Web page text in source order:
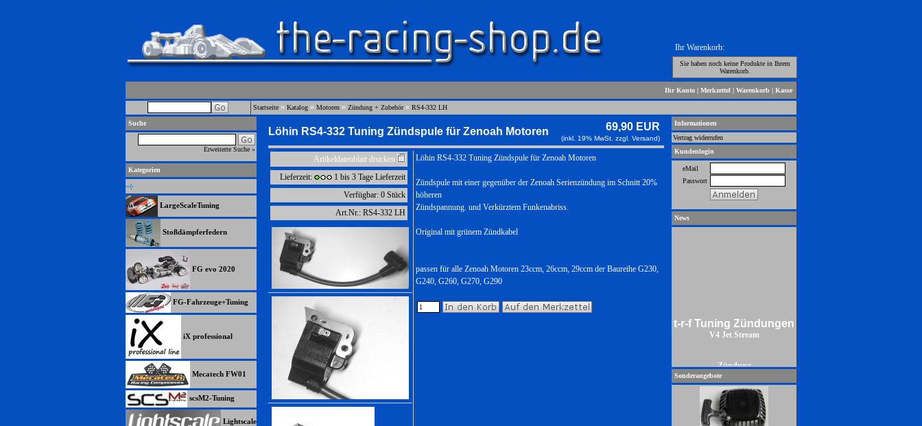
Ihr Warenkorb:
Sie haben noch keine Produkte in Ihrem
Warenkorb.
Ihr Konto | Merkzettel | Warenkorb | Kasse
Startseite » Katalog » Motoren » Zündung + Zubehör» RS4-332 LH
Suche
Erweiterte Suche »
Kategorien
LargeScaleTuning
Stoßdämpferfedern
FG evo 2020
FG-Fahrzeuge+Tuning
iX professional
Mecatech FW01
scsM2-Tuning
Lightscale
Löhin RS4-332 Tuning Zündspule für Zenoah Motoren 69,90 EUR
(inkl. 19% MwSt. zzgl. Versand)
Artikeldatenblatt drucken
Lieferzeit:
1 bis 3 Tage Lieferzeit
Verfügbar: 0 Stück
Art.Nr.: RS4-332 LH
Löhin RS4-332 Tuning Zündspule für Zenoah Motoren
Zündspule mit einer gegenüber der Zenoah Serienzündung im Schnitt 20%
höheren
Zündspannung. und Verkürztem Funkenabriss.
Original mit grünem Zündkabel
passen für alle Zenoah Motoren 23ccm, 26ccm, 29ccm der Baureihe G230,
G240, G260, G270, G290
Informationen
Vertrag widerrufen
Kundenlogin
eMail
Passwort
News
t-r-f Tuning Zündungen
V4 Jet Stream
Sonderangebote